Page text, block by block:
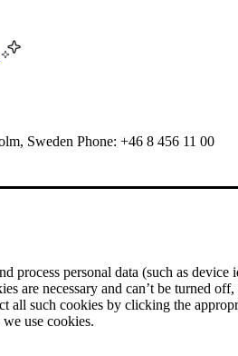
Sweden Phone: +46 8 456 11 00
personal data (such as
are necessary and can’t be turned
such cookies by clicking the
use cookies.